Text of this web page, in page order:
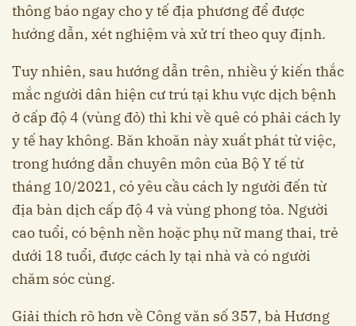
thông báo ngay cho y tế địa phương để được
hướng dẫn, xét nghiệm và xử trí theo quy định.
Tuy nhiên, sau hướng dẫn trên, nhiều ý kiến thắc
mắc người dân hiện cư trú tại khu vực dịch bệnh
ở cấp độ 4 (vùng đỏ) thì khi về quê có phải cách ly
y tế hay không. Băn khoăn này xuất phát từ việc,
trong hướng dẫn chuyên môn của Bộ Y tế từ
tháng 10/2021, có yêu cầu cách ly người đến từ
địa bàn dịch cấp độ 4 và vùng phong tỏa. Người
cao tuổi, có bệnh nền hoặc phụ nữ mang thai, trẻ
dưới 18 tuổi, được cách ly tại nhà và có người
chăm sóc cùng.
Giải thích rõ hơn về Công văn số 357, bà Hương